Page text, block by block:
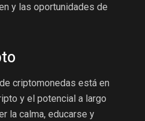
y las oportunidades de
criptomonedas está en
y el potencial a largo
la calma, educarse y